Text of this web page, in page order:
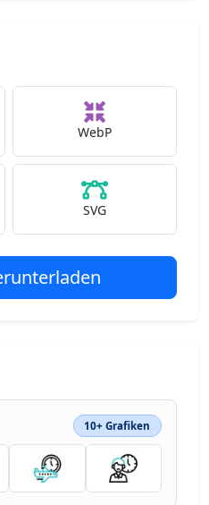
WebP
SVG
10+ Grafiken